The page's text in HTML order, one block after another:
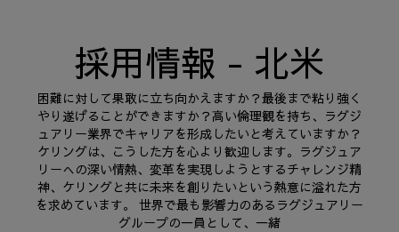
サステナビリティ
FINANCE
採用情報 - 北米
困難に対して果敢に立ち向かえますか？最後まで粘り強く
やり遂げることができますか？高い倫理観を持ち、ラグジ
ュアリー業界でキャリアを形成したいと考えていますか？
ケリングは、こうした方を心より歓迎します。ラグジュア
リーへの深い情熱、変革を実現しようとするチャレンジ精
神、ケリングと共に未来を創りたいという熱意に溢れた方
を求めています。 世界で最も影響力のあるラグジュアリー
グループの一員として、一緒